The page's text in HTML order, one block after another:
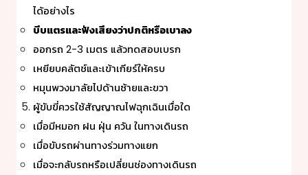
ได้อย่างไร
บีบแตรและฟังเสียงว่าปกติหรือเบาลง
ออกรถ 2-3 เมตร แล้วทดสอบเบรก
เหยียบคลัตช์และเข้าเกียร์ให้ครบ
หมุนพวงมาลัยไปด้านซ้ายและขวา
ผู้ขับขี่ควรใช้สัญญาณไฟฉุกเฉินเมื่อใด
เมื่อมีหมอก ฝน ฝุ่น ควัน ในทางเดินรถ
เมื่อขับรถผ่านทางร่วมทางแยก
เมื่อจะกลับรถหรือเปลี่ยนช่องทางเดินรถ